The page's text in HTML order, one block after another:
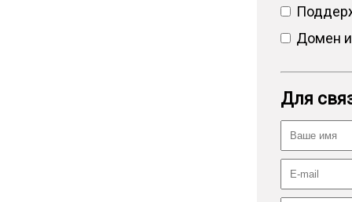
Домен и
Для